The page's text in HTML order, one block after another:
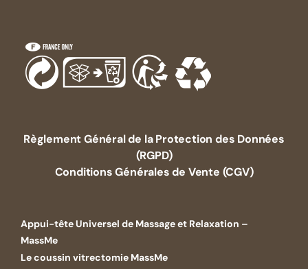
Règlement Général de la Protection des Données
(RGPD)
Conditions Générales de Vente (CGV)
Appui-tête Universel de Massage et Relaxation –
MassMe
Le coussin vitrectomie MassMe